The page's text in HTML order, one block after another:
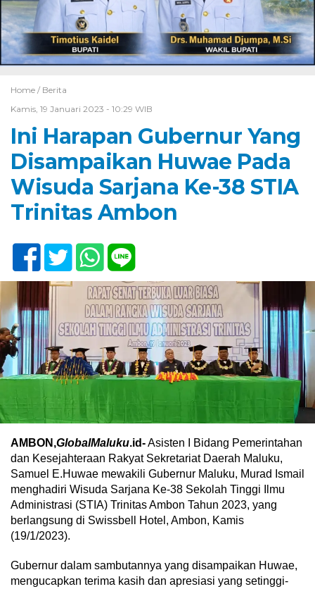
Home / Berita
Kamis, 19 Januari 2023 - 10:29 WIB
Ini Harapan Gubernur Yang
Disampaikan Huwae Pada
Wisuda Sarjana Ke-38 STIA
Trinitas Ambon
AMBON,GlobalMaluku.id-Asisten I Bidang Pemerintahan
dan Kesejahteraan Rakyat Sekretariat Daerah Maluku,
Samuel E.Huwae mewakili Gubernur Maluku, Murad Ismail
menghadiri Wisuda Sarjana Ke-38 Sekolah Tinggi Ilmu
Administrasi (STIA) Trinitas Ambon Tahun 2023, yang
berlangsung di Swissbell Hotel, Ambon, Kamis
(19/1/2023).
Gubernur dalam sambutannya yang disampaikan Huwae,
mengucapkan terima kasih dan apresiasi yang setinggi-